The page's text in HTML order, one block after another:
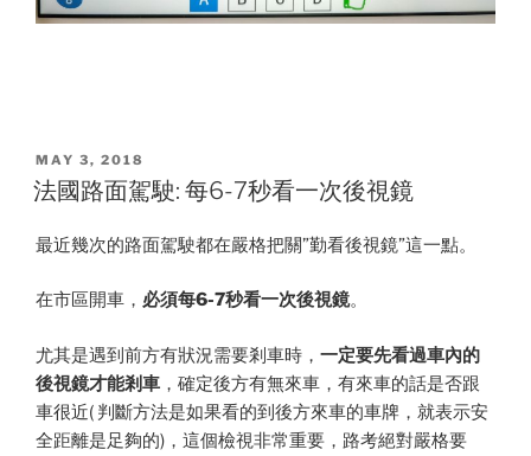
POSTED
ON
MAY 3, 2018
法國路面駕駛: 每6-7秒看一次後視鏡
最近幾次的路面駕駛都在嚴格把關”勤看後視鏡”這一點。
在市區開車， 必須每6-7秒看一次後視鏡。
尤其是遇到前方有狀況需要剎車時， 一定要先看過車內的
後視鏡才能剎車 ，確定後方有無來車，有來車的話是否跟
車很近( 判斷方法是如果看的到後方來車的車牌，就表示安
全距離是足夠的)，這個檢視非常重要，路考絕對嚴格要